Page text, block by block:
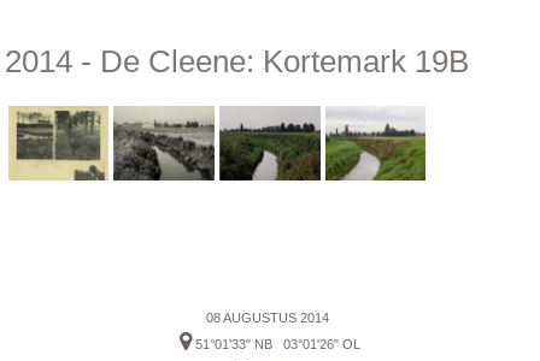
2014 - De Cleene: Kortemark 19B
08 AUGUSTUS 2014
51°01'33" NB 03°01'26" OL